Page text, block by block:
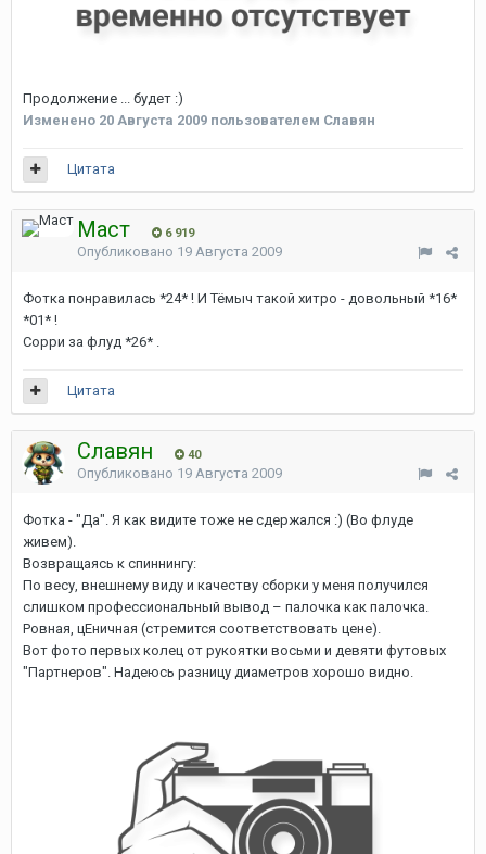
Продолжение ... будет :)
Изменено 20 Августа 2009 пользователем Славян
Цитата
Маст 6 919
Опубликовано 19 Августа 2009
Фотка понравилась *24* ! И Тёмыч такой хитро - довольный *16*
*01* !
Сорри за флуд *26* .
Цитата
Славян 40
Опубликовано 19 Августа 2009
Фотка - "Да". Я как видите тоже не сдержался :) (Во флуде
живем).
Возвращаясь к спиннингу:
По весу, внешнему виду и качеству сборки у меня получился
слишком профессиональный вывод – палочка как палочка.
Ровная, цЕничная (стремится соответствовать цене).
Вот фото первых колец от рукоятки восьми и девяти футовых
"Партнеров". Надеюсь разницу диаметров хорошо видно.